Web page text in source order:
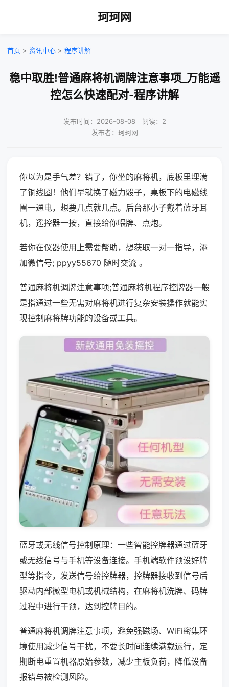
珂珂网
首页 > 资讯中心 > 程序讲解
稳中取胜!普通麻将机调牌注意事项_万能遥
控怎么快速配对-程序讲解
发布时间：2026-08-08｜阅读：2
发布者：珂珂网
你以为是手气差？错了，你坐的麻将机，底板里埋满
了铜线圈！他们早就换了磁力骰子，桌板下的电磁线
圈一通电，想要几点就几点。后台那小子戴着蓝牙耳
机，遥控器一按，直接给你喂牌、点炮。
若你在仪器使用上需要帮助，想获取一对一指导，添
加微信号; ppyy55670 随时交流 。
普通麻将机调牌注意事项;普通麻将机程序控牌器一般
是指通过一些无需对麻将机进行复杂安装操作就能实
现控制麻将牌功能的设备或工具。
蓝牙或无线信号控制原理：一些智能控牌器通过蓝牙
或无线信号与手机等设备连接。手机端软件预设好牌
型等指令，发送信号给控牌器，控牌器接收到信号后
驱动内部微型电机或机械结构，在麻将机洗牌、码牌
过程中进行干预，达到控牌目的。
普通麻将机调牌注意事项，避免强磁场、WiFi密集环
境使用减少信号干扰，不要长时间连续满载运行，定
期断电重置机器原始参数，减少主板负荷，降低设备
报错与被检测风险。